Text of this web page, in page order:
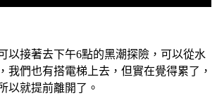
以接著去下午6點的黑潮探險，可以從水
我們也有搭電梯上去，但實在覺得累了，
以就提前離開了。